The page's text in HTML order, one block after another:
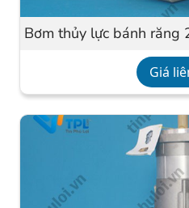
Bơm thủy lực bánh răng
Giá